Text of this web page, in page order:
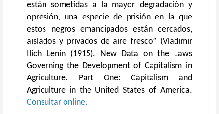
están sometidas a la mayor degradación y
opresión, una especie de prisión en la que
estos negros emancipados están cercados,
aislados y privados de aire fresco” (Vladimir
Ilich Lenin (1915). New Data on the Laws
Governing the Development of Capitalism in
Agriculture. Part One: Capitalism and
Agriculture in the United States of America.
Consultar online.